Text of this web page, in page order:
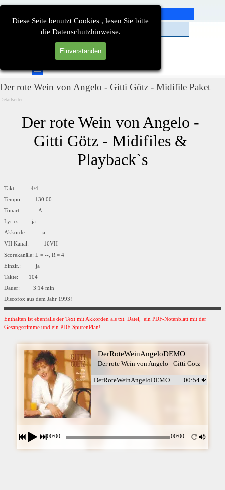
Diese Seite benutzt Cookies , lesen Sie bitte
die Datenschutzhinweise.
Einverstanden
Direkt zum Seiteninhalt
Menü überspringen
Der rote Wein von Angelo - Gitti Götz - Midifile Paket
Detailseiten
Der rote Wein von Angelo -
Gitti Götz - Midifiles &
Playback`s
Takt: 4/4
Tempo: 130.00
Tonart: A
Lyrics: ja
Akkorde: ja
VH Kanal: 16VH
Scorekanäle: L = --, R = 4
Einzlr.: ja
Takte: 104
Dauer: 3:14 min
Discofox aus dem Jahr 1993!
Enthalten ist ebenfalls der Text mit Akkorden als txt. Datei, ein PDF-Notenblatt mit der
Gesangsstimme und ein PDF-SpurenPlan!
DerRoteWeinAngeloDEMO
Der rote Wein von Angelo - Gitti Götz
DerRoteWeinAngeloDEMO 00:54
00:00 00:00